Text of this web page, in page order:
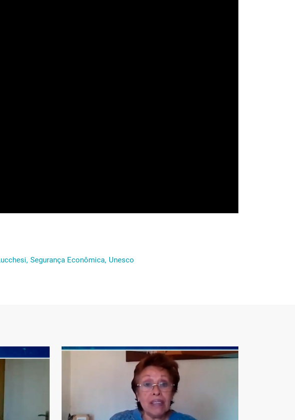
Segurança Econômica, Unesco